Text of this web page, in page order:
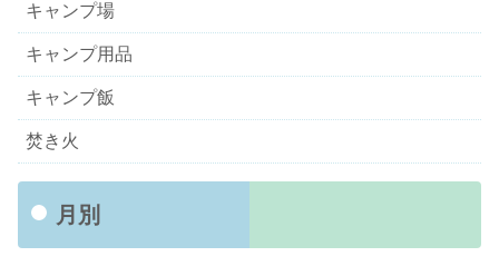
キャンプ場
キャンプ用品
キャンプ飯
焚き火
月別